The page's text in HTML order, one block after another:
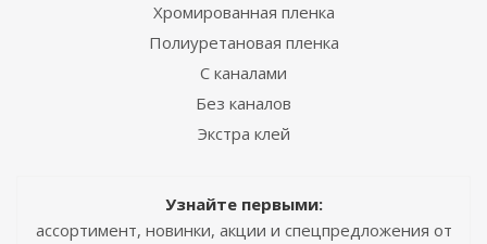
Хромированная пленка
Полиуретановая пленка
С каналами
Без каналов
Экстра клей
Узнайте первыми:
ассортимент, новинки, акции и спецпредложения от